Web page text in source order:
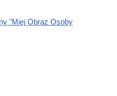
"Miej Obraz Osoby